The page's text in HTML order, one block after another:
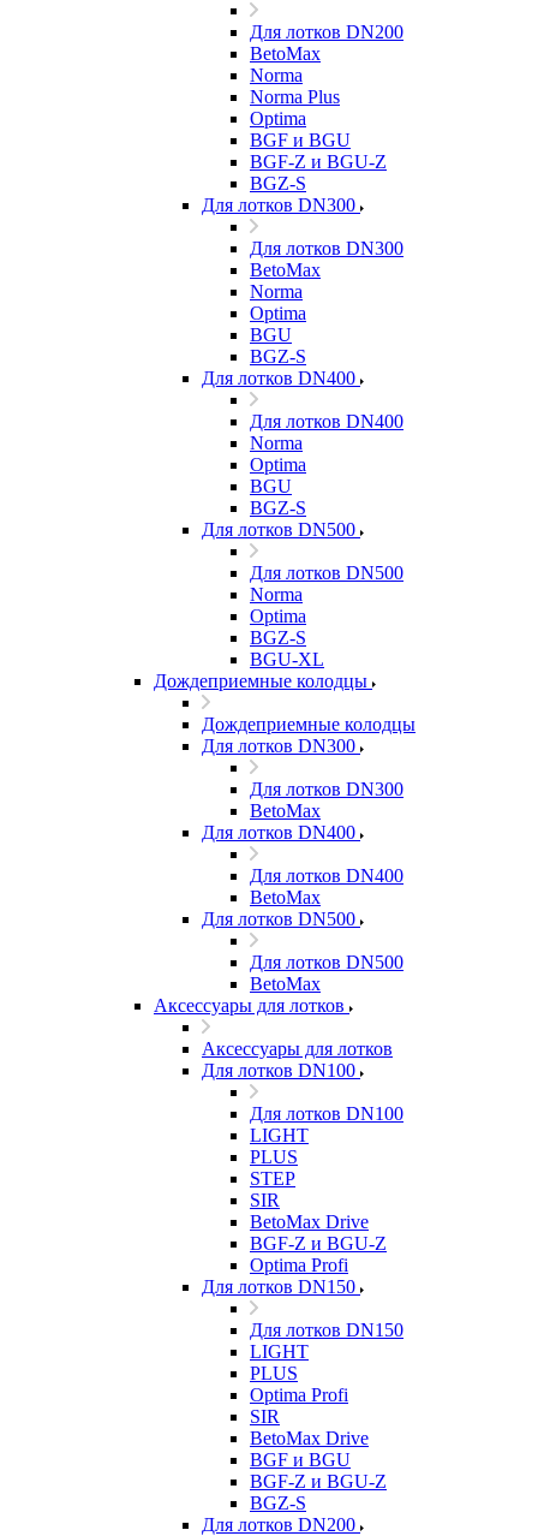
Для лотков DN200
BetoMax
Norma
Norma Plus
Optima
BGF и BGU
BGF-Z и BGU-Z
BGZ-S
Для лотков DN300
Для лотков DN300
BetoMax
Norma
Optima
BGU
BGZ-S
Для лотков DN400
Для лотков DN400
Norma
Optima
BGU
BGZ-S
Для лотков DN500
Для лотков DN500
Norma
Optima
BGZ-S
BGU-XL
Дождеприемные колодцы
Дождеприемные колодцы
Для лотков DN300
Для лотков DN300
BetoMax
Для лотков DN400
Для лотков DN400
BetoMax
Для лотков DN500
Для лотков DN500
BetoMax
Аксессуары для лотков
Аксессуары для лотков
Для лотков DN100
Для лотков DN100
LIGHT
PLUS
STEP
SIR
BetoMax Drive
BGF-Z и BGU-Z
Optima Profi
Для лотков DN150
Для лотков DN150
LIGHT
PLUS
Optima Profi
SIR
BetoMax Drive
BGF и BGU
BGF-Z и BGU-Z
BGZ-S
Для лотков DN200